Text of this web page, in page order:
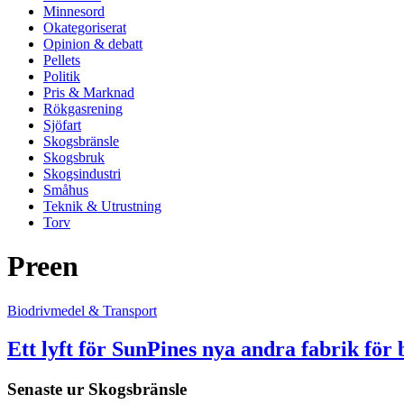
Minnesord
Okategoriserat
Opinion & debatt
Pellets
Politik
Pris & Marknad
Rökgasrening
Sjöfart
Skogsbränsle
Skogsbruk
Skogsindustri
Småhus
Teknik & Utrustning
Torv
Preen
Biodrivmedel & Transport
Ett lyft för SunPines nya andra fabrik för
Senaste ur Skogsbränsle